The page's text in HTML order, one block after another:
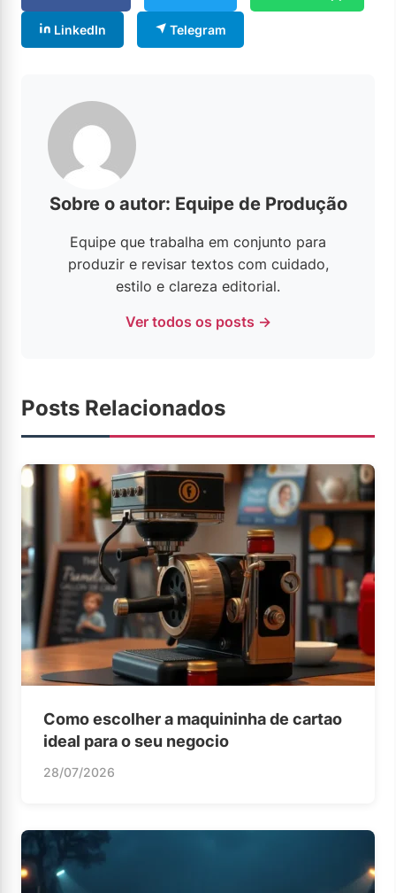
LinkedIn Telegram
Sobre o autor: Equipe de Produção
Equipe que trabalha em conjunto para
produzir e revisar textos com cuidado,
estilo e clareza editorial.
Ver todos os posts →
Posts Relacionados
Como escolher a maquininha de cartao
ideal para o seu negocio
28/07/2026